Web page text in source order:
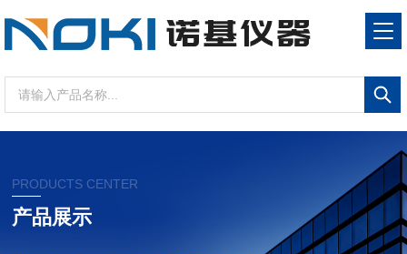
PRODUCTS CENTER
产品展示